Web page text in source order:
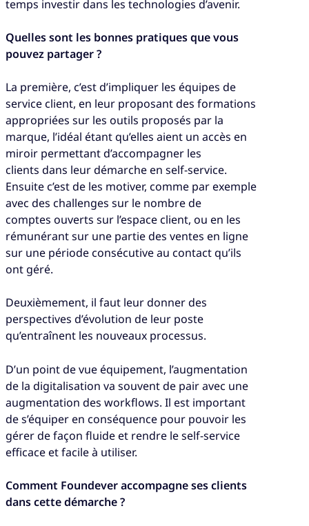
temps investir dans les technologies d’avenir.
Quelles sont les bonnes pratiques que vous
pouvez partager ?
La première, c’est d’impliquer les équipes de
service client, en leur proposant des formations
appropriées sur les outils proposés par la
marque, l’idéal étant qu’elles aient un accès en
miroir permettant d’accompagner les
clients dans leur démarche en self-service.
Ensuite c’est de les motiver, comme par exemple
avec des challenges sur le nombre de
comptes ouverts sur l’espace client, ou en les
rémunérant sur une partie des ventes en ligne
sur une période consécutive au contact qu’ils
ont géré.
Deuxièmement, il faut leur donner des
perspectives d’évolution de leur poste
qu’entraînent les nouveaux processus.
D’un point de vue équipement, l’augmentation
de la digitalisation va souvent de pair avec une
augmentation des workflows. Il est important
de s’équiper en conséquence pour pouvoir les
gérer de façon fluide et rendre le self-service
efficace et facile à utiliser.
Comment Foundever accompagne ses clients
dans cette démarche ?